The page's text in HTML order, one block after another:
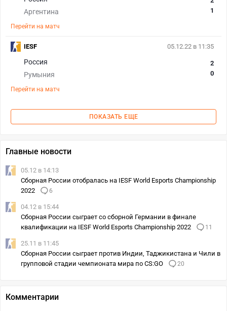
Аргентина
1
Перейти на матч
05.12.22 в 11:35
Россия
Румыния
2
0
Перейти на матч
IESF
ПОКАЗАТЬ ЕЩЕ
Главные новости
05.12 в 14:13
Сборная России отобралась на IESF World Esports Championship
2022
6
04.12 в 15:44
Сборная России сыграет со сборной Германии в финале
квалификации на IESF World Esports Championship 2022
11
25.11 в 11:45
Сборная России сыграет против Индии, Таджикистана и Чили в
групповой стадии чемпионата мира по CS:GO
20
Комментарии